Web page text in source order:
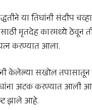
या तिघांनी संदीप
मृतदेह कारमध्ये ठेवून
करण्यात आला.
केलेल्या सखोल
अटक करण्यात आली
झाले आहे.